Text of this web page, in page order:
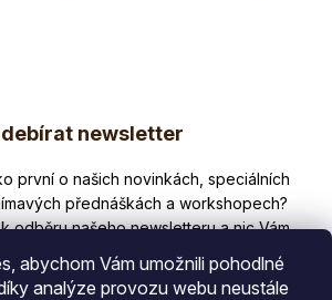
abychom Vám umožnili pohodlné
analýze provozu webu neustále
newsletter
žádné novinky či slevy!